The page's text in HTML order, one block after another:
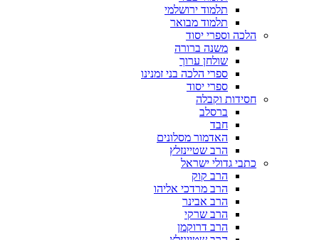
תלמוד ירושלמי
תלמוד מבואר
הלכה וספרי יסוד
משנה ברורה
שולחן ערוך
ספרי הלכה בני זמנינו
ספרי יסוד
חסידות וקבלה
ברסלב
חבד
האדמור מסלונים
הרב שטיינזלץ
כתבי גדולי ישראל
הרב קוק
הרב מרדכי אליהו
הרב אבינר
הרב שרקי
הרב דרוקמן